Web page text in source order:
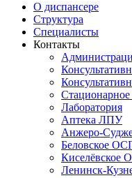
О диспансере
Структура
Специалисты
Контакты
Лаборатория
Аптека ЛПУ
Анжеро-
Беловское
Киселёвское
Ленинск-